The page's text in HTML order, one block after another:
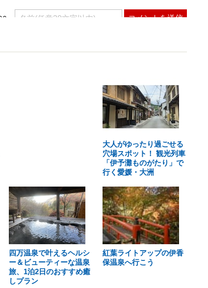
大人がゆったり過ごせる
穴場スポット！ 観光列車
「伊予灘ものがたり」で
行く愛媛・大洲
四万温泉で叶えるヘルシ
ー＆ビューティーな温泉
旅、1泊2日のおすすめ癒
しプラン
紅葉ライトアップの伊香
保温泉へ行こう